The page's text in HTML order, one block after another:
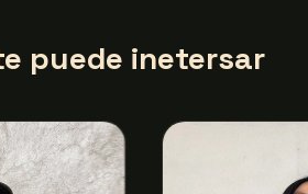
puede inetersar